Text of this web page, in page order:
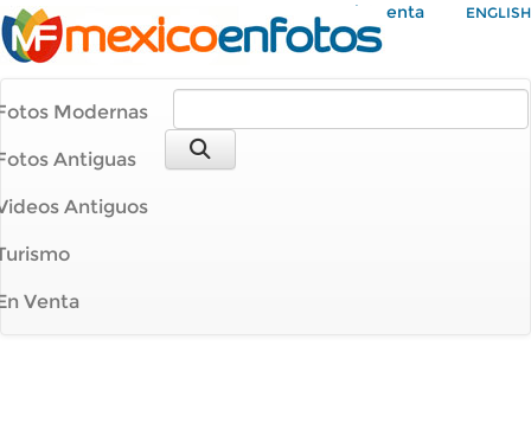
Mi Cuenta ENGLISH
Modernas
Antiguas
Antiguos
Venta